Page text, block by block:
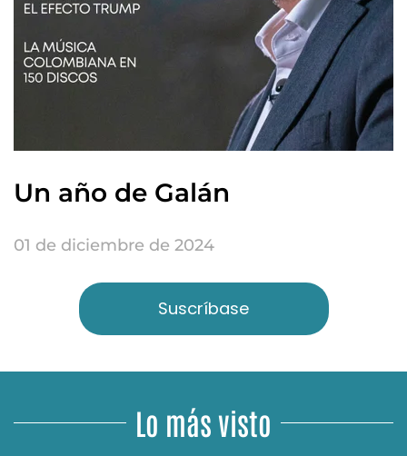
Un año de Galán
01 de diciembre de 2024
Suscríbase
Lo más visto